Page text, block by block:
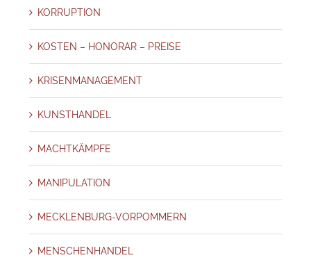
KORRUPTION
KOSTEN – HONORAR – PREISE
KRISENMANAGEMENT
KUNSTHANDEL
MACHTKÄMPFE
MANIPULATION
MECKLENBURG-VORPOMMERN
MENSCHENHANDEL